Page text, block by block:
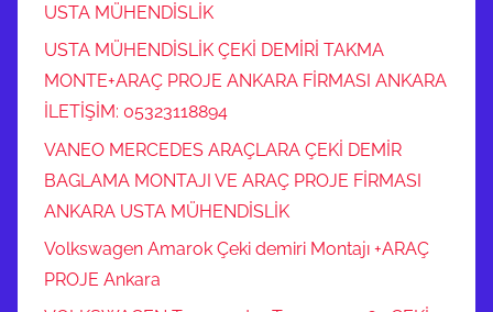
USTA MÜHENDİSLİK
USTA MÜHENDİSLİK ÇEKİ DEMİRİ TAKMA
MONTE+ARAÇ PROJE ANKARA FİRMASI ANKARA
İLETİŞİM: 05323118894
VANEO MERCEDES ARAÇLARA ÇEKİ DEMİR
BAGLAMA MONTAJI VE ARAÇ PROJE FİRMASI
ANKARA USTA MÜHENDİSLİK
Volkswagen Amarok Çeki demiri Montajı +ARAÇ
PROJE Ankara